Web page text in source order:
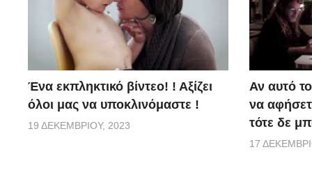
Ένα εκπληκτικό βίντεο! ! Αξίζει
όλοι μας να υποκλινόμαστε !
19 ΔΕΚΕΜΒΡΊΟΥ, 2023
Αν αυτό
να
τότε δε
17